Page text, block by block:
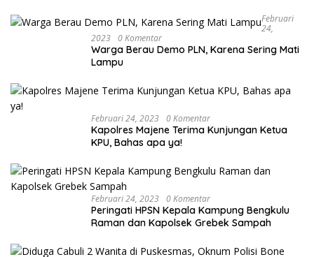
Februari
24,
2023 0 Komentar
Warga Berau Demo PLN, Karena Sering Mati
Lampu
Februari 24, 2023 0 Komentar
Kapolres Majene Terima Kunjungan Ketua
KPU, Bahas apa ya!
Februari 24, 2023 0 Komentar
Peringati HPSN Kepala Kampung Bengkulu
Raman dan Kapolsek Grebek Sampah